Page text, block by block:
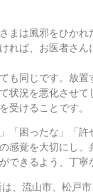
まは風邪をひか
れば、お医者さん
も同じです。放
状況を悪化させ
受けることです。
」「困ったな」「
感覚を大切にし
できるよう、丁寧
、流山市、松戸